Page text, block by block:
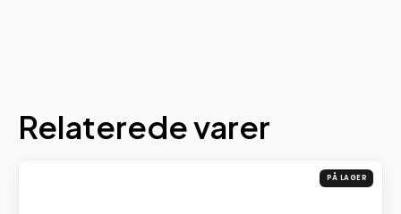
Relaterede varer
PÅ LAGER